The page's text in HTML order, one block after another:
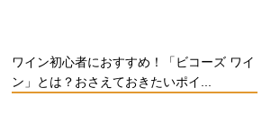
ワイン初心者におすすめ！「ビコーズ ワイ
ン」とは？おさえておきたいポイ...